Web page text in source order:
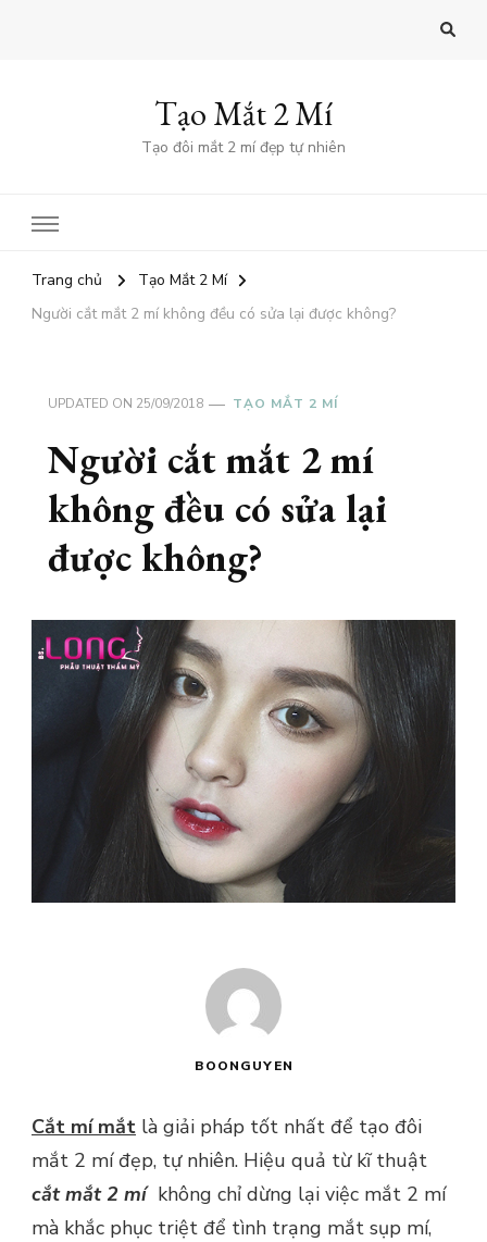
Tạo Mắt 2 Mí
Tạo đôi mắt 2 mí đẹp tự nhiên
Trang chủ
Tạo Mắt 2 Mí
Người cắt mắt 2 mí không đều có sửa lại được không?
UPDATED ON 25/09/2018 TẠO MẮT 2 MÍ
Người cắt mắt 2 mí
không đều có sửa lại
được không?
BOONGUYEN
Cắt mí mắt là giải pháp tốt nhất để tạo đôi
mắt 2 mí đẹp, tự nhiên. Hiệu quả từ kĩ thuật
cắt mắt 2 míkhông chỉ dừng lại việc mắt 2 mí
mà khắc phục triệt để tình trạng mắt sụp mí,